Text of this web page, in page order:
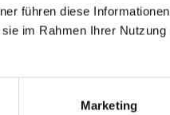
führen diese Informationen
im Rahmen Ihrer Nutzung
Marketing